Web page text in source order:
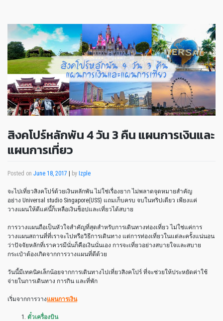
สิงคโปร์หลักพัน 4 วัน 3 คืน แผนการเงินและ
แผนการเที่ยว
Posted on June 18, 2017 | by Izple
จะไปเที่ยวสิงคโปร์ด้วยเงินหลักพัน ไม่ใช่เรื่องยาก ไม่พลาดจุดหมายสำคัญ
อย่าง Universal studio Singapore(USS) แถมเก็บครบ จบในทริปเดียว เพียงแค่
วางแผนให้ดีแค่นี้ก็เหลือเงินช็อปและเที่ยวได้สบาย
การวางแผนถือเป็นหัวใจสำคัญที่สุดสำหรับการเดินทางท่องเที่ยว ไม่ใช่แค่การ
วางแผนสถานที่ที่เราจะไปหรือวิธีการเดินทาง แต่การท่องเที่ยวในแต่ละครั้งแน่นอน
ว่าปัจจัยหลักที่เราควรมีนั่นก็คือเงินนั่นเอง การจะเที่ยวอย่างสบายใจและสบาย
กระเป๋าต้องเกิดจากการวางแผนที่ดีด้วย
วันนี้มีเทคนิคเล็กน้อยจากการเดินทางไปเที่ยวสิงคโปร์ ที่จะช่วยให้ประหยัดค่าใช้
จ่ายในการเดินทาง การกิน และที่พัก
เริ่มจากการวางแผนการเงิน
ตั๋วเครื่องบิน